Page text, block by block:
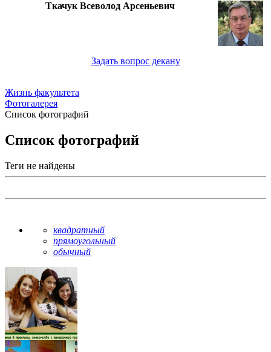
Ткачук Всеволод Арсеньевич
Задать вопрос декану
Жизнь факультета
Фотогалерея
Список фотографий
Список фотографий
Теги не найдены
квадратный
прямоугольный
обычный